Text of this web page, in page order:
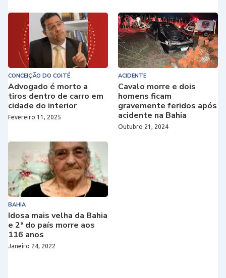
CONCEIÇÃO DO COITÉ
Advogado é morto a
tiros dentro de carro em
cidade do interior
Fevereiro 11, 2025
ACIDENTE
Cavalo morre e dois
homens ficam
gravemente feridos após
acidente na Bahia
Outubro 21, 2024
BAHIA
Idosa mais velha da Bahia
e 2ª do país morre aos
116 anos
Janeiro 24, 2022